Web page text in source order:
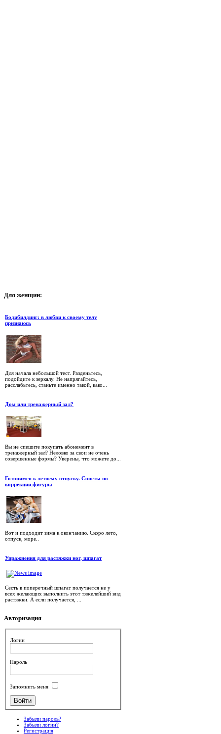
Для женщин:
Бодибилдинг: в любви к своему телу
признаюсь
Для начала небольшой тест. Разденьтесь,
подойдите к зеркалу. Не напрягайтесь,
расслабьтесь, станьте именно такой, како...
Дом или тренажерный зал?
Вы не спешите покупать абонемент в
тренажерный зал? Неловко за свои не очень
совершенные формы? Уверены, что можете до...
Готовимся к летнему отпуску. Советы по
коррекции фигуры
Вот и подходит зима к окончанию. Скоро лето,
отпуск, море..
Упражнения для растяжки ног, шпагат
Сесть в поперечный шпагат получается не у
всех желающих выполнить этот тяжелейший вид
растяжки. А если получается, ...
Авторизация
Логин
Пароль
Запомнить меня
Забыли пароль?
Забыли логин?
Регистрация